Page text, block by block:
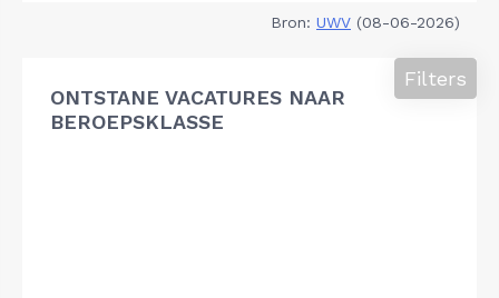
Bron: UWV (08-06-2026)
ONTSTANE VACATURES NAAR
BEROEPSKLASSE
Filters